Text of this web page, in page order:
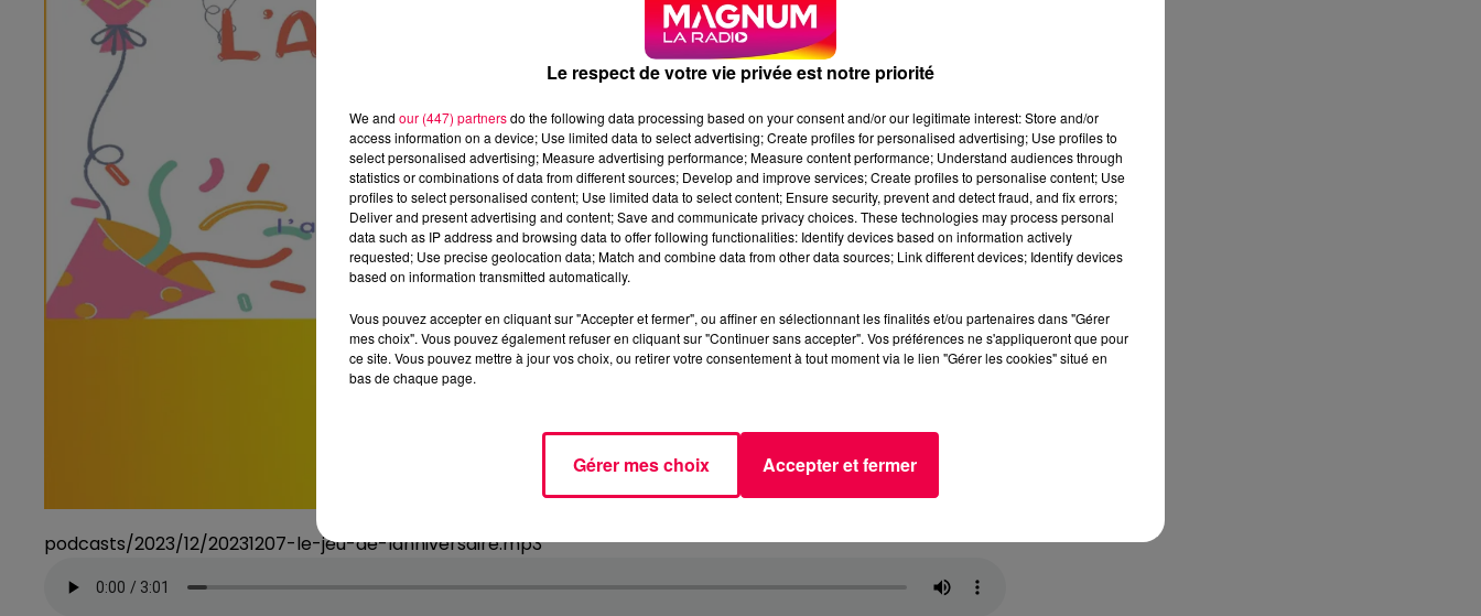
podcasts/2023/12/20231207-le-jeu-de-lanniversaire.mp3
Le respect de votre vie privée est notre priorité
We and our (447) partnersdo the following data processing based on your consent and/or our legitimate interest: Store and/or
access information on a device; Use limited data to select advertising; Create profiles for personalised advertising; Use profiles to
select personalised advertising; Measure advertising performance; Measure content performance; Understand audiences through
statistics or combinations of data from different sources; Develop and improve services; Create profiles to personalise content; Use
profiles to select personalised content; Use limited data to select content; Ensure security, prevent and detect fraud, and fix errors;
Deliver and present advertising and content; Save and communicate privacy choices. These technologies may process personal
data such as IP address and browsing data to offer following functionalities: Identify devices based on information actively
requested; Use precise geolocation data; Match and combine data from other data sources; Link different devices; Identify devices
based on information transmitted automatically.
Vous pouvez accepter en cliquant sur "Accepter et fermer", ou affiner en sélectionnant les finalités et/ou partenaires dans "Gérer
mes choix". Vous pouvez également refuser en cliquant sur "Continuer sans accepter". Vos préférences ne s'appliqueront que pour
ce site. Vous pouvez mettre à jour vos choix, ou retirer votre consentement à tout moment via le lien "Gérer les cookies" situé en
bas de chaque page.
Gérer mes choix Accepter et fermer